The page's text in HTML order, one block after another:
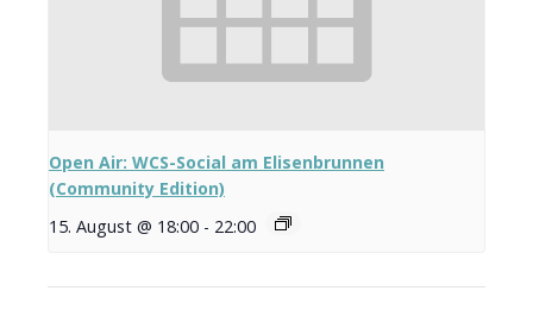
Open Air: WCS-Social am Elisenbrunnen
(Community Edition)
15. August @ 18:00 - 22:00